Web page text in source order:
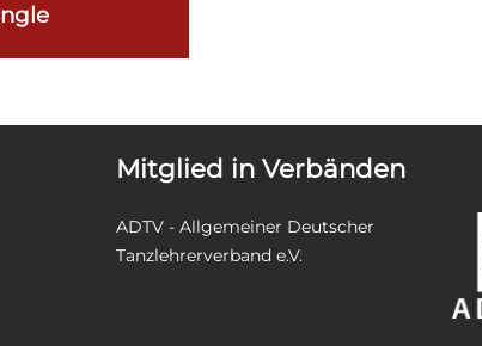
Mitglied in Verbänden
ADTV - Allgemeiner Deutscher
Tanzlehrerverband e.V.